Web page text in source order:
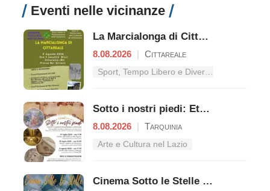
Eventi nelle vicinanze
La Marcialonga di Cittareale
8.08.2026 | Cittareale
Sotto i nostri piedi: Etruschi e Romani raccontano il territori
8.08.2026 | Tarquinia
Arte e Cultura nel Lazio
Cinema Sotto le Stelle – Dal mito al pubblico